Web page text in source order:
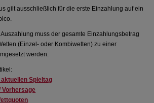
gilt ausschließlich für die erste Einzahlung auf ein
muss der gesamte Einzahlungsbetrag
(Einzel- oder Kombiwetten) zu einer
werden.
Spieltag
Vorhersage